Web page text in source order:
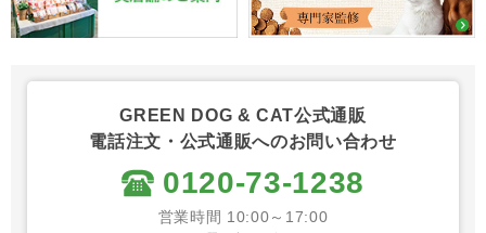
GREEN DOG & CAT公式通販
電話注文・公式通販へのお問い合わせ
0120-73-1238
営業時間 10:00～17:00